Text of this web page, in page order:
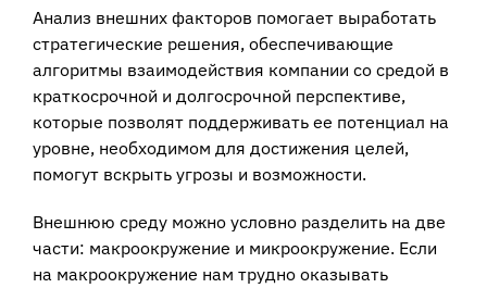
Анализ внешних факторов помогает выработать
стратегические решения, обеспечивающие
алгоритмы взаимодействия компании со средой в
краткосрочной и долгосрочной перспективе,
которые позволят поддерживать ее потенциал на
уровне, необходимом для достижения целей,
помогут вскрыть угрозы и возможности.
Внешнюю среду можно условно разделить на две
части: макроокружение и микроокружение. Если
на макроокружение нам трудно оказывать